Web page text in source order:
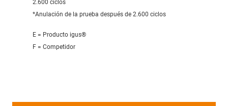
2.600 ciclos
*Anulación de la prueba después de 2.600 ciclos
E = Producto igus®
F = Competidor